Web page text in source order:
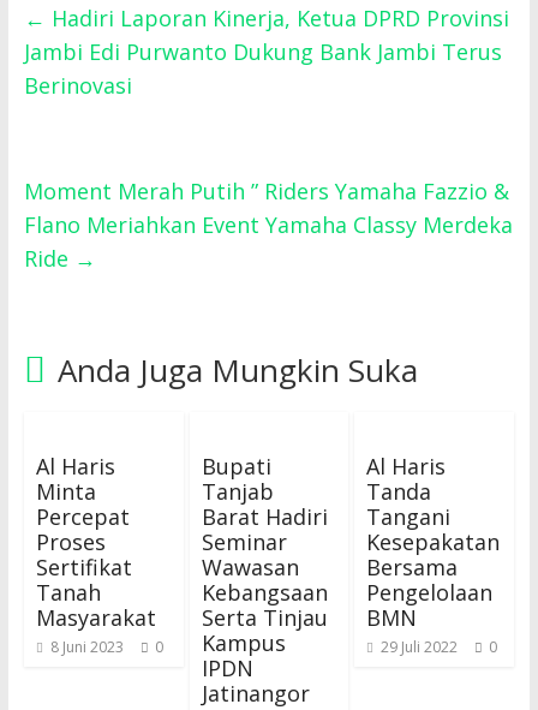
← Hadiri Laporan Kinerja, Ketua DPRD Provinsi
Jambi Edi Purwanto Dukung Bank Jambi Terus
Berinovasi
Moment Merah Putih ” Riders Yamaha Fazzio &
Flano Meriahkan Event Yamaha Classy Merdeka
Ride →
Anda Juga Mungkin Suka
Al Haris
Minta
Percepat
Proses
Sertifikat
Tanah
Masyarakat
8 Juni 2023 0
Bupati
Tanjab
Barat Hadiri
Seminar
Wawasan
Kebangsaan
Serta Tinjau
Kampus
IPDN
Jatinangor
Al Haris
Tanda
Tangani
Kesepakatan
Bersama
Pengelolaan
BMN
29 Juli 2022 0